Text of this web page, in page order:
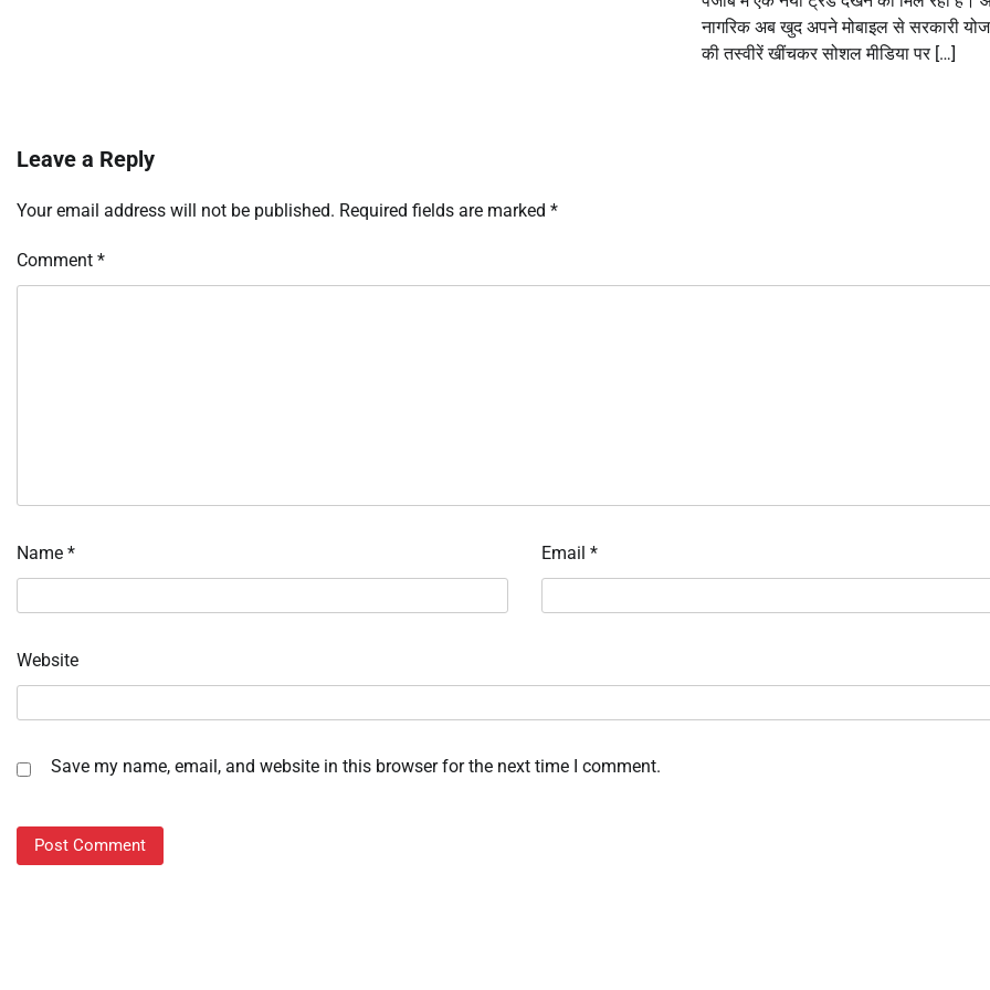
नागरिक अब खुद अपने मोबाइल से सरकारी
की तस्वीरें खींचकर सोशल मीडिया पर […]
Leave a Reply
Your email address will not be published. Required fields are marked *
Comment *
Name * Email *
Website
Save my name, email, and website in this browser for the next time I comment.